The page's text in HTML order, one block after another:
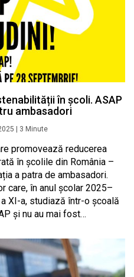
în școli. ASAP
ambasadori
3 Minute
promovează reducerea
în școlile din România –
a patra de ambasadori.
care, în anul școlar 2025–
XI-a, studiază într-o școală
și nu au mai fost…